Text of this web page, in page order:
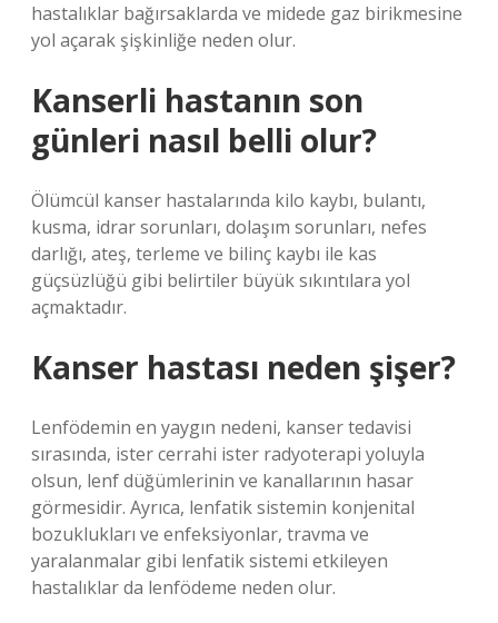
hastalıklar bağırsaklarda ve midede gaz birikmesine
yol açarak şişkinliğe neden olur.
Kanserli hastanın son
günleri nasıl belli olur?
Ölümcül kanser hastalarında kilo kaybı, bulantı,
kusma, idrar sorunları, dolaşım sorunları, nefes
darlığı, ateş, terleme ve bilinç kaybı ile kas
güçsüzlüğü gibi belirtiler büyük sıkıntılara yol
açmaktadır.
Kanser hastası neden şişer?
Lenfödemin en yaygın nedeni, kanser tedavisi
sırasında, ister cerrahi ister radyoterapi yoluyla
olsun, lenf düğümlerinin ve kanallarının hasar
görmesidir. Ayrıca, lenfatik sistemin konjenital
bozuklukları ve enfeksiyonlar, travma ve
yaralanmalar gibi lenfatik sistemi etkileyen
hastalıklar da lenfödeme neden olur.